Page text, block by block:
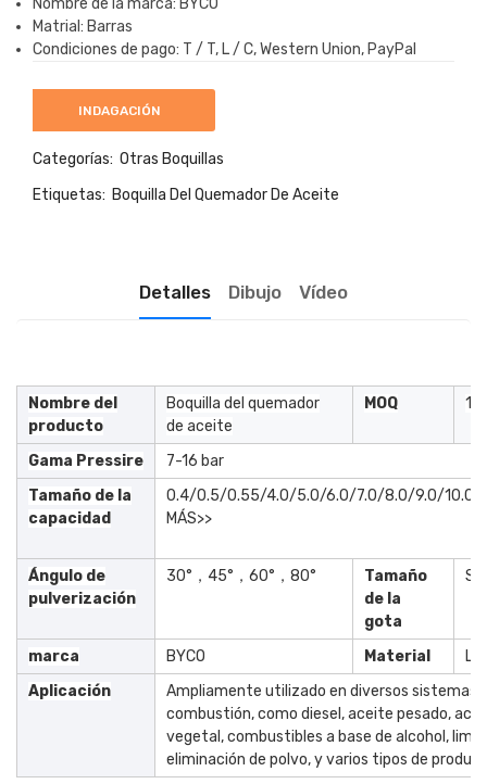
Nombre de la marca: BYCO
Matrial: Barras
Condiciones de pago: T / T, L / C, Western Union, PayPal
INDAGACIÓN
Categorías: Otras Boquillas
Etiquetas: Boquilla Del Quemador De Aceite
Detalles Dibujo Vídeo
Nombre del
producto
Boquilla del quemador
de aceite
MOQ 10
Gama Pressire
7-16 bar
Tamaño de la
capacidad
0.4/0.5/0.55/4.0/5.0/6.0/7.0/8.0/9.0/10.0/
MÁS>>
Ángulo de
pulverización
30°，45°，60°，80°
Tamaño
de la
gota
marca BYCO Material
Aplicación
Ampliamente utilizado en diversos sistemas
combustión, como diesel, aceite pesado,
vegetal, combustibles a base de alcohol,
eliminación de polvo, y varios tipos de